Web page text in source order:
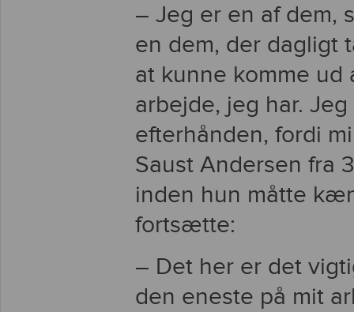
– Jeg er en af dem,
en dem, der dagligt
at kunne komme ud
arbejde, jeg har.
efterhånden, fordi
Saust Andersen fra
inden hun måtte
fortsætte:
– Det her er det
den eneste på mit